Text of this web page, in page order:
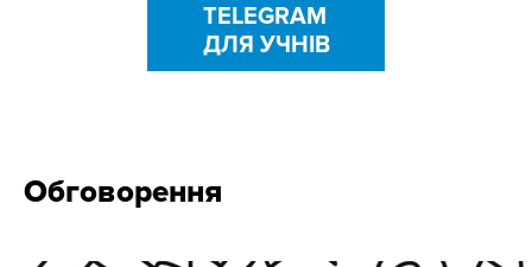
TELEGRAM
ДЛЯ УЧНІВ
Обговорення